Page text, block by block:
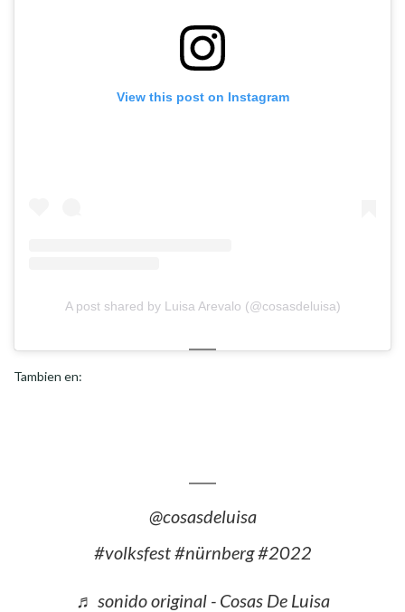
View this post on Instagram
A post shared by Luisa Arevalo (@cosasdeluisa)
Tambien en:
@cosasdeluisa
#volksfest#nürnberg#2022
♬ sonido original - Cosas De Luisa